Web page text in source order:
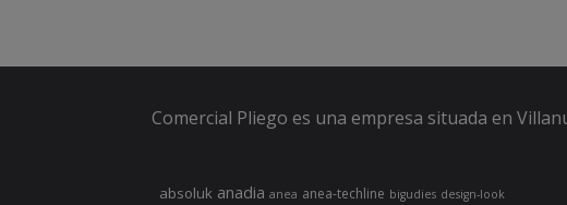
Comercial Pliego es una empresa situada en
absoluk anadia anea anea-techline bigudies design-look